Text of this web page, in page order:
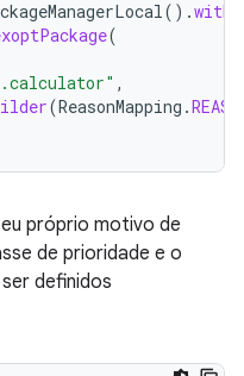
().
(
,
(ReasonMapping .
próprio motivo de
de prioridade e o
definidos